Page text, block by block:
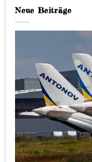
Neue Beiträge